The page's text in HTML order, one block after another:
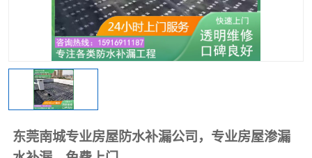
东莞南城专业房屋防水补漏公司，专业房屋渗漏